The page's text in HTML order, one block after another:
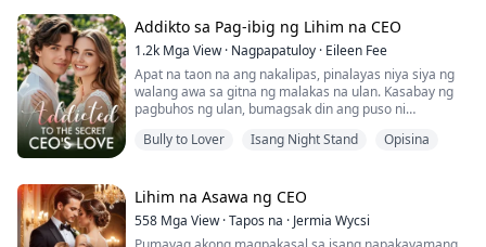
"O...oo, sir." Hiniling ko habang humihingal.
Ang sipag at tiyaga ni Joanna Clover sa unibersidad ay
nagbunga nang makakuha siya ng alo...
Addikto sa Pag-ibig ng Lihim na CEO
1.2k Mga View· Nagpapatuloy · Eileen Fee
Apat na taon na ang nakalipas, pinalayas niya siya ng
walang awa sa gitna ng malakas na ulan. Kasabay ng
pagbuhos ng ulan, bumagsak din ang puso ni
gabing iyon.
naging isang malamig na CEO, matapang at mahusay,
na tanging ang kanyang matamis at masunuring anak
na babae ang nagpapalambot sa kanyang p...
Bully to Lover Isang Night Stand Opisina
Lihim na Asawa ng CEO
558 Mga View·Tapos na · Jermia Wycsi